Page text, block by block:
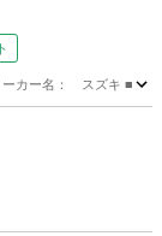
カー名： スズキ ■